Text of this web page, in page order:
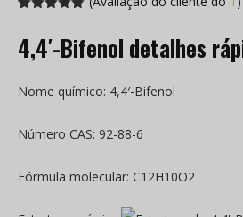
com base
na avaliação
4,4′-Bifenol detalhes
Nome químico: 4,4′-Bifenol
Número CAS: 92-88-6
Fórmula molecular: C12H10O2